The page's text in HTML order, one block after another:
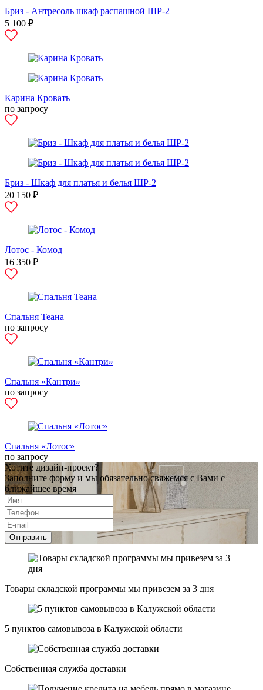
Бриз - Антресоль шкаф распашной ШР-2
5 100 ₽
Карина Кровать
по запросу
Бриз - Шкаф для платья и белья ШР-2
20 150 ₽
Лотос - Комод
16 350 ₽
Спальня Теана
по запросу
Спальня «Кантри»
по запросу
Спальня «Лотос»
по запросу
Хотите дизайн-проект?
Заполните форму и мы обязательно свяжемся с Вами с
ближайшее время
Отправить
Товары складской программы мы привезем за 3 дня
5 пунктов самовывоза в Калужской области
Собственная служба доставки